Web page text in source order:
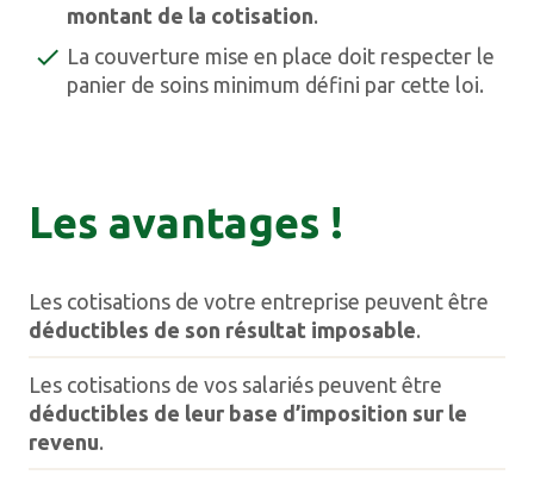
montant de la cotisation.
La couverture mise en place doit respecter le
panier de soins minimum défini par cette loi.
Les avantages !
Les cotisations de votre entreprise peuvent être
déductibles de son résultat imposable.
Les cotisations de vos salariés peuvent être
déductibles de leur base d’imposition sur le
revenu.